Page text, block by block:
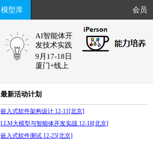
模型库 会员
AI智能体开
发技术实践
9月17-18日
厦门+线上
最新活动计划
嵌入式软件架构设计 12-11[北京]
LLM大模型与智能体开发实战 12-18[北京]
嵌入式软件测试 12-25[北京]